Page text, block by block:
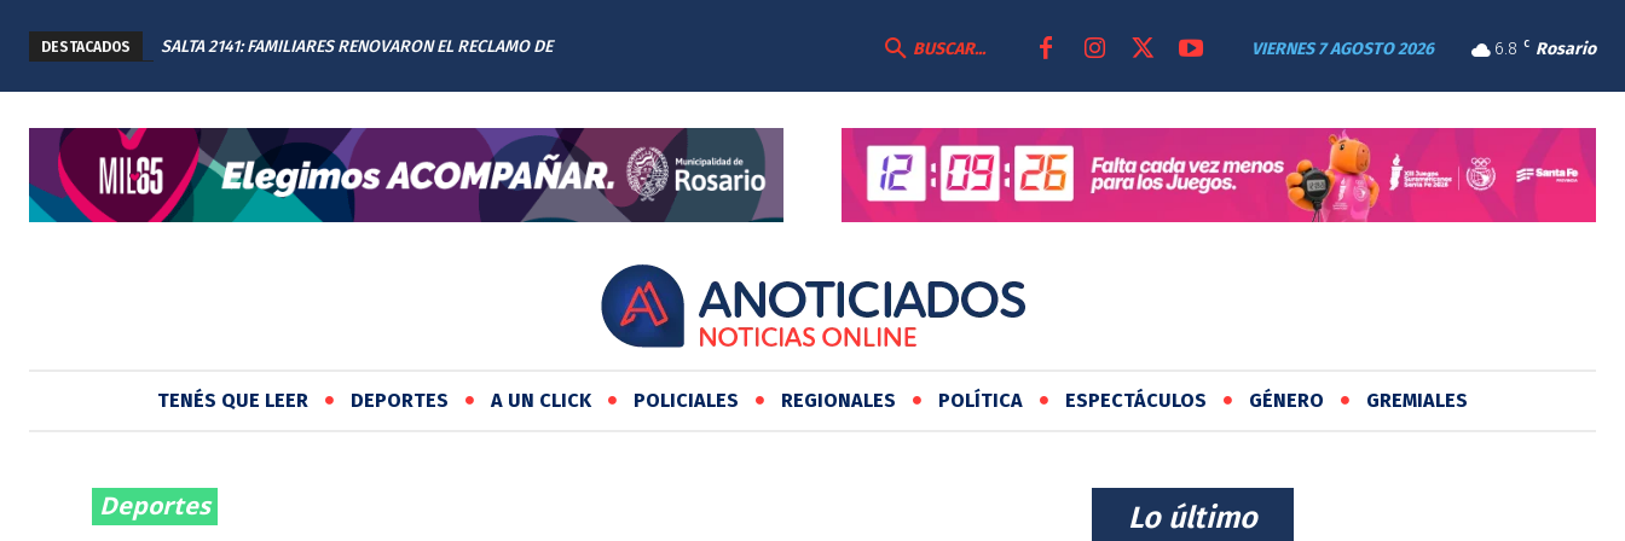
DESTACADOS
SALTA 2141: FAMILIARES RENOVARON EL RECLAMO DE
6.8 C Rosario
VIERNES 7 AGOSTO 2026
BUSCAR...
TENÉS QUE LEER DEPORTES A UN CLICK POLICIALES REGIONALES POLÍTICA ESPECTÁCULOS GÉNERO GREMIALES
Deportes ⠀Lo último⠀